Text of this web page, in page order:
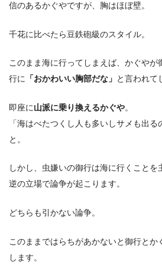
信のあるかぐやですが、胸はほぼ壁。
千花に比べたら豆鉄砲級のスタイル。
このまま海に行ってしまえば、かぐやが
行に 「おかわいい胸部だな」 と言われて
即座に山派に乗り換えるかぐや。
「海はべたつくし人も多いしサメも出る
と。
しかし、虫嫌いの御行は海に行くことを
逆の立場で論争が起こります。
どちらも引かない論争。
このままではらちがあかないと御行とか
します。